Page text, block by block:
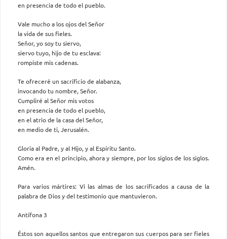
en presencia de todo el pueblo.
Vale mucho a los ojos del Señor
la vida de sus fieles.
Señor, yo soy tu siervo,
siervo tuyo, hijo de tu esclava:
rompiste mis cadenas.
Te ofreceré un sacrificio de alabanza,
invocando tu nombre, Señor.
Cumpliré al Señor mis votos
en presencia de todo el pueblo,
en el atrio de la casa del Señor,
en medio de ti, Jerusalén.
Gloria al Padre, y al Hijo, y al Espíritu Santo.
Como era en el principio, ahora y siempre, por los siglos de los siglos.
Amén.
Para varios mártires: Vi las almas de los sacrificados a causa de la
palabra de Dios y del testimonio que mantuvieron.
Antífona 3
Éstos son aquellos santos que entregaron sus cuerpos para ser fieles